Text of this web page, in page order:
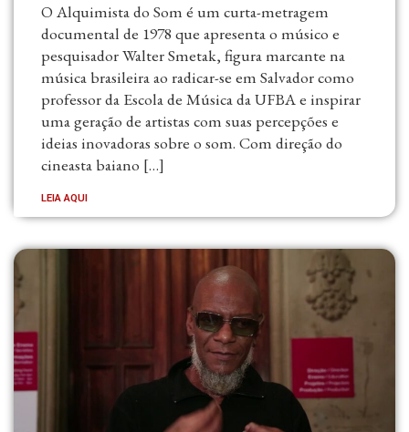
O Alquimista do Som é um curta-metragem
documental de 1978 que apresenta o músico e
pesquisador Walter Smetak, figura marcante na
música brasileira ao radicar-se em Salvador como
professor da Escola de Música da UFBA e inspirar
uma geração de artistas com suas percepções e
ideias inovadoras sobre o som. Com direção do
cineasta baiano […]
LEIA AQUI